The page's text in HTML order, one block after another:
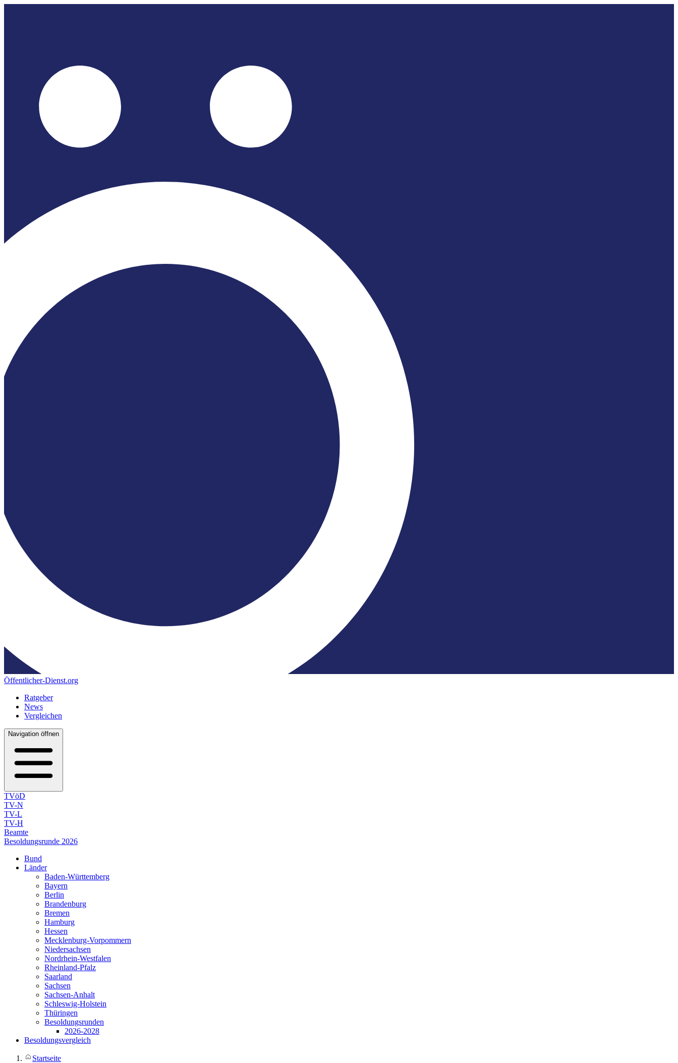
Öffentlicher-Dienst.org
Ratgeber
News
Vergleichen
Navigation öffnen
TVöD
TV-N
TV-L
TV-H
Beamte
Besoldungsrunde 2026
Bund
Länder
Baden-Württemberg
Bayern
Berlin
Brandenburg
Bremen
Hamburg
Hessen
Mecklenburg-Vorpommern
Niedersachsen
Nordrhein-Westfalen
Rheinland-Pfalz
Saarland
Sachsen
Sachsen-Anhalt
Schleswig-Holstein
Thüringen
Besoldungsrunden
2026-2028
Besoldungsvergleich
Startseite